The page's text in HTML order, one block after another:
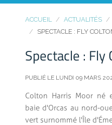
ACCUEIL ACTUALITÉS
SPECTACLE : FLY
Spectacle : Fly
PUBLIÉ LE LUNDI 09 MARS
Colton Harris Moor né
baie d'Orcas au nord-
vert surnommé l'Île